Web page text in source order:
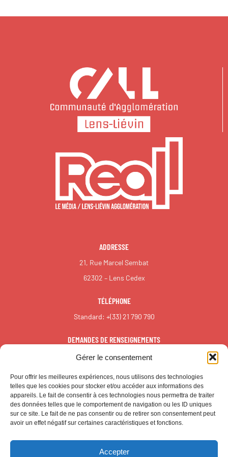
Gérer le consentement
Pour offrir les meilleures expériences, nous utilisons des technologies
telles que les cookies pour stocker et/ou accéder aux informations des
appareils. Le fait de consentir à ces technologies nous permettra de traiter
des données telles que le comportement de navigation ou les ID uniques
sur ce site. Le fait de ne pas consentir ou de retirer son consentement peut
avoir un effet négatif sur certaines caractéristiques et fonctions.
Accepter
ADDRESSE
21, Rue Marcel Sembat
62302 – Lens Cedex
TÉLÉPHONE
Standard: +(33) 21 790 790
DEMANDES DE RENSEIGNEMENTS
redaction@reall.info
© CALL – Tous droits réservés